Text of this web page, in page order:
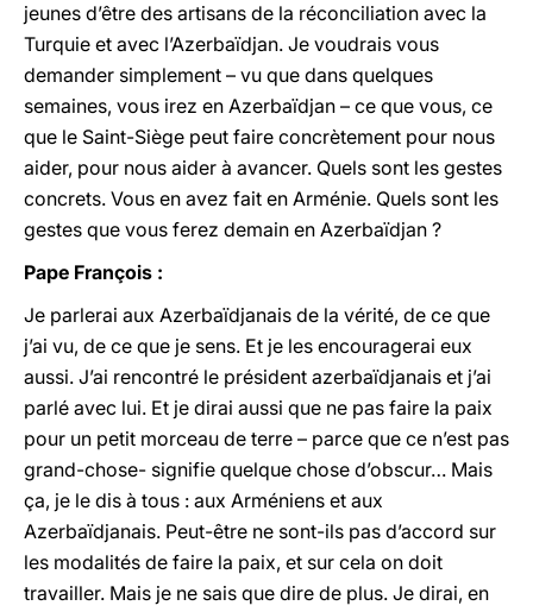
jeunes d’être des artisans de la réconciliation avec la
Turquie et avec l’Azerbaïdjan. Je voudrais vous
demander simplement – vu que dans quelques
semaines, vous irez en Azerbaïdjan – ce que vous, ce
que le Saint-Siège peut faire concrètement pour nous
aider, pour nous aider à avancer. Quels sont les gestes
concrets. Vous en avez fait en Arménie. Quels sont les
gestes que vous ferez demain en Azerbaïdjan ?
Pape François :
Je parlerai aux Azerbaïdjanais de la vérité, de ce que
j’ai vu, de ce que je sens. Et je les encouragerai eux
aussi. J’ai rencontré le président azerbaïdjanais et j’ai
parlé avec lui. Et je dirai aussi que ne pas faire la paix
pour un petit morceau de terre – parce que ce n’est pas
grand-chose- signifie quelque chose d’obscur… Mais
ça, je le dis à tous : aux Arméniens et aux
Azerbaïdjanais. Peut-être ne sont-ils pas d’accord sur
les modalités de faire la paix, et sur cela on doit
travailler. Mais je ne sais que dire de plus. Je dirai, en